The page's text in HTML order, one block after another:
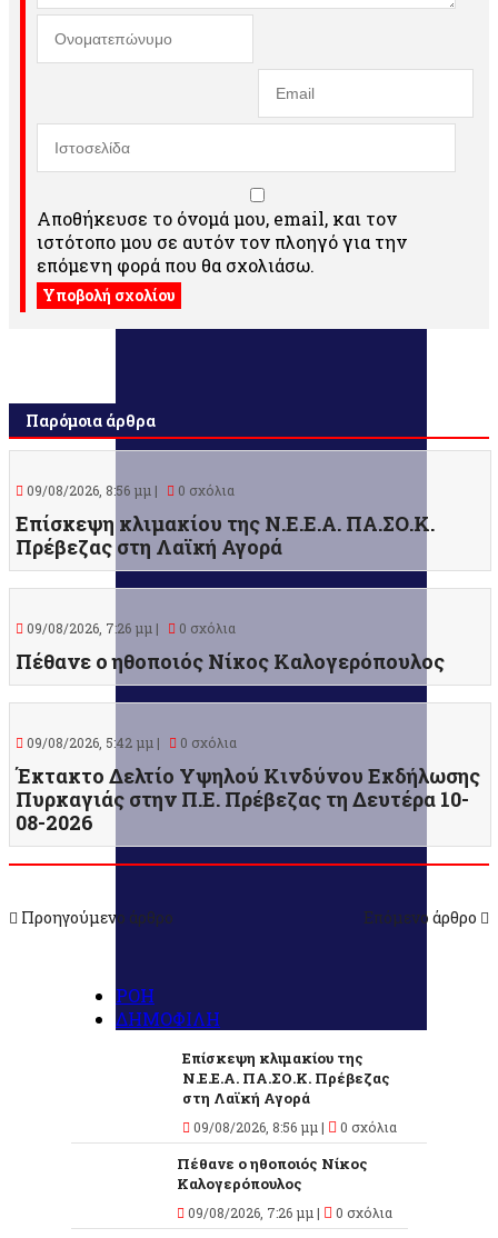
Αποθήκευσε το όνομά μου, email, και τον
ιστότοπο μου σε αυτόν τον πλοηγό για την
επόμενη φορά που θα σχολιάσω.
Παρόμοια άρθρα
09/08/2026, 8:56 μμ | 0 σχόλια
Επίσκεψη κλιμακίου της Ν.Ε.Ε.Α. ΠΑ.ΣΟ.Κ.
Πρέβεζας στη Λαϊκή Αγορά
09/08/2026, 7:26 μμ | 0 σχόλια
Πέθανε ο ηθοποιός Νίκος Καλογερόπουλος
09/08/2026, 5:42 μμ | 0 σχόλια
Έκτακτο Δελτίο Υψηλού Κινδύνου Εκδήλωσης
Πυρκαγιάς στην Π.Ε. Πρέβεζας τη Δευτέρα 10-
08-2026
Προηγούμενο άρθρο Επόμενο άρθρο
ΡΟΗ
ΔΗΜΟΦΙΛΗ
Επίσκεψη κλιμακίου της
Ν.Ε.Ε.Α. ΠΑ.ΣΟ.Κ. Πρέβεζας
στη Λαϊκή Αγορά
09/08/2026, 8:56 μμ | 0 σχόλια
Πέθανε ο ηθοποιός Νίκος
Καλογερόπουλος
09/08/2026, 7:26 μμ | 0 σχόλια